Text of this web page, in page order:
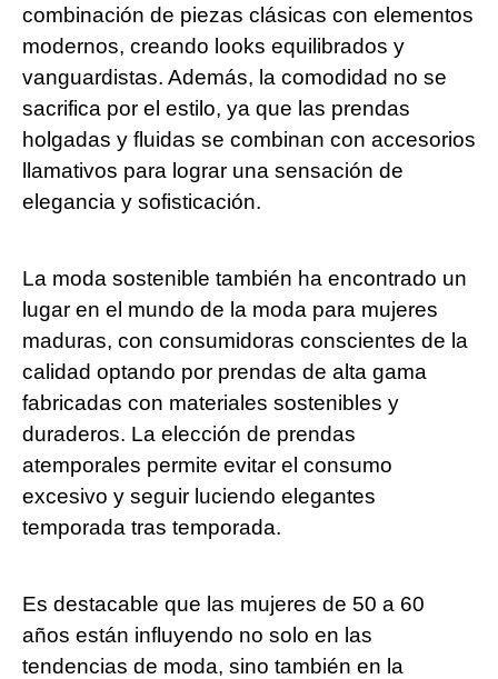
combinación de piezas clásicas con elementos
modernos, creando looks equilibrados y
vanguardistas. Además, la comodidad no se
sacrifica por el estilo, ya que las prendas
holgadas y fluidas se combinan con accesorios
llamativos para lograr una sensación de
elegancia y sofisticación.
La moda sostenible también ha encontrado un
lugar en el mundo de la moda para mujeres
maduras, con consumidoras conscientes de la
calidad optando por prendas de alta gama
fabricadas con materiales sostenibles y
duraderos. La elección de prendas
atemporales permite evitar el consumo
excesivo y seguir luciendo elegantes
temporada tras temporada.
Es destacable que las mujeres de 50 a 60
años están influyendo no solo en las
tendencias de moda, sino también en la